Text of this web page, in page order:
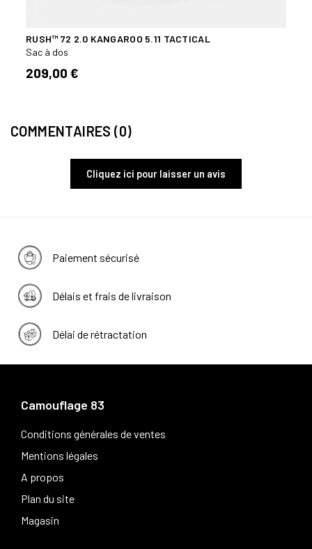
RUSH™ 72 2.0 KANGAROO 5.11 TACTICAL
Sac à dos
209,00 €
COMMENTAIRES (0)
Cliquez ici pour laisser un avis
Paiement sécurisé
Délais et frais de livraison
Délai de rétractation
Camouflage 83
Conditions générales de ventes
Mentions légales
A propos
Plan du site
Magasin